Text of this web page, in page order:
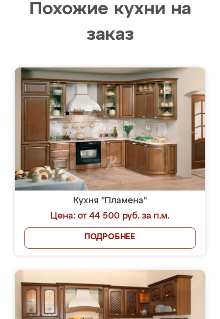
Похожие кухни на
заказ
Кухня "Пламена"
Цена: от 44 500 руб. за п.м.
ПОДРОБНЕЕ